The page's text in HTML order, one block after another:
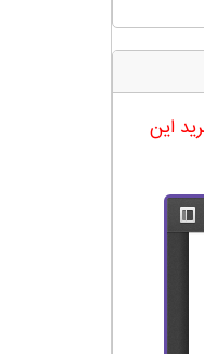
با خرید این